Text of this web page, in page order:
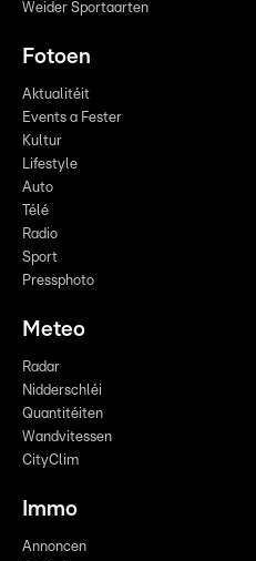
Weider Sportaarten
Fotoen
Aktualitéit
Events a Fester
Kultur
Lifestyle
Auto
Télé
Radio
Sport
Pressphoto
Meteo
Radar
Nidderschléi
Quantitéiten
Wandvitessen
CityClim
Immo
Annoncen